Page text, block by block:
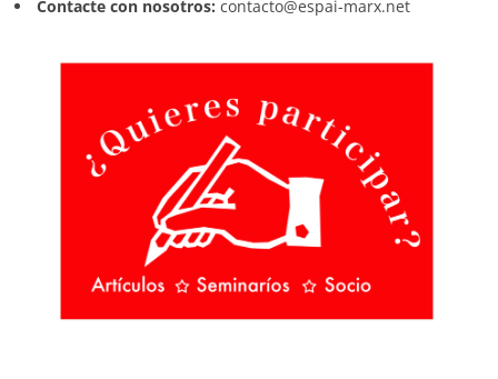
Contacte con nosotros: contacto@espai-marx.net